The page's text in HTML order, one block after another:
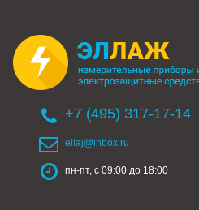
+7 (495) 317-17-14
ellaj@inbox.ru
пн-пт, с 09:00 до 18:00